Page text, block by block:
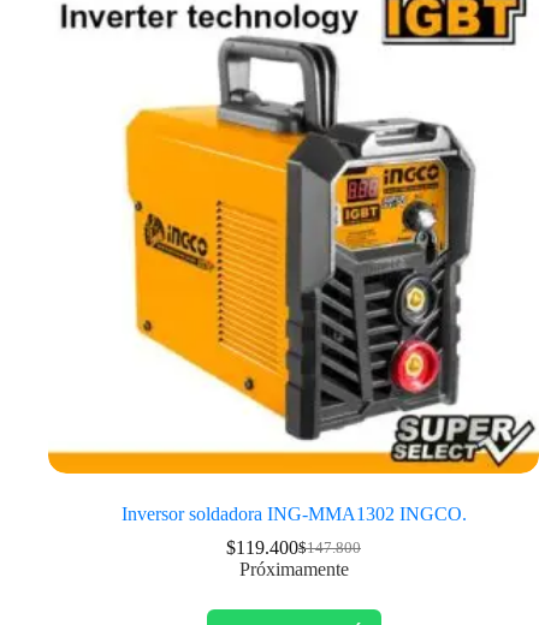
Inversor soldadora ING-MMA1302 INGCO.
$147.800
$119.400
Próximamente